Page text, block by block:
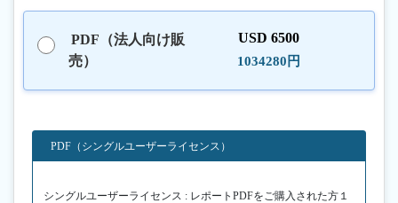
PDF（法人向け販
売）
USD 6500
1034280円
PDF（シングルユーザーライセンス）
シングルユーザーライセンス : レポートPDFをご購入された方１